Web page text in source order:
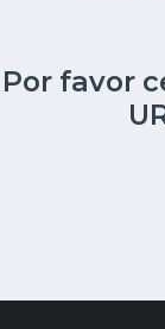
Por favor